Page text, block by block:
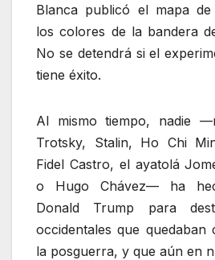
Blanca publicó el mapa
los colores de la bandera
No se detendrá si el
tiene éxito.
Al mismo tiempo, nadie
Trotsky, Stalin, Ho Chi
Fidel Castro, el ayatolá
o Hugo Chávez— ha
Donald Trump para
occidentales que quedaban
la posguerra, y que aún en